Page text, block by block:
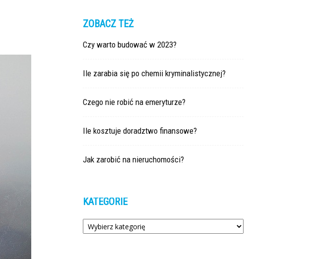
ZOBACZ TEŻ
Czy warto budować w 2023?
Ile zarabia się po chemii kryminalistycznej?
Czego nie robić na emeryturze?
Ile kosztuje doradztwo finansowe?
Jak zarobić na nieruchomości?
KATEGORIE
Kategorie